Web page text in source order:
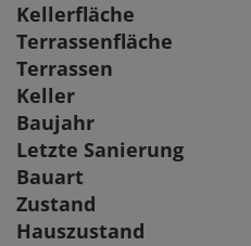
Kellerfläche
Terrassenfläche
Terrassen
Keller
Baujahr
Letzte Sanierung
Bauart
Zustand
Hauszustand